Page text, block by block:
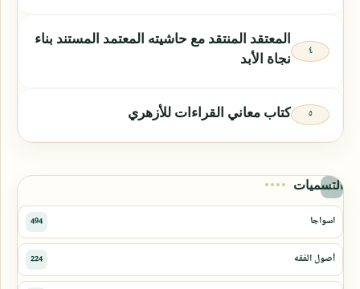
المعتقد المنتقد مع حاشيته المعتمد المستند بناء
نجاة الأبد
كتاب معاني القراءات للأزهري
التسميات